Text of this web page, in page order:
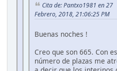
Cita de: Pantxo1981 en 27
Febrero, 2018, 21:06:25 PM
Buenas noches !
Creo que son 665. Con
número de plazas me